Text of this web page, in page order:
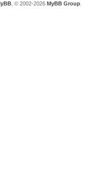
, © 2002-2026 MyBB Group